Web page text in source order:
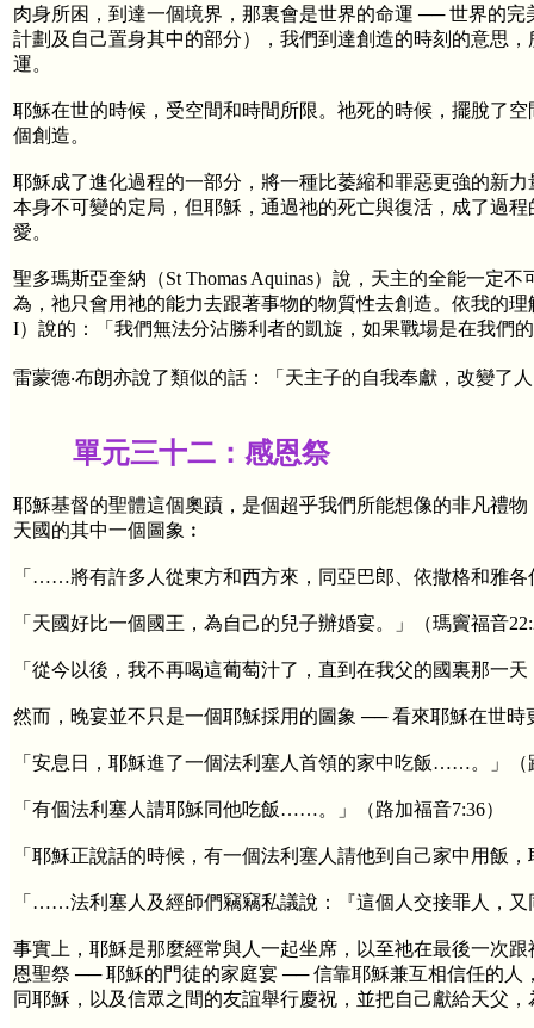
肉身所困，到達一個境界，那裏會是世界的命運 ── 世界的
計劃及自己置身其中的部分），我們到達創造的時刻的意思
運。
耶穌在世的時候，受空間和時間所限。祂死的時候，擺脫了
個創造。
耶穌成了進化過程的一部分，將一種比萎縮和罪惡更強的新
本身不可變的定局，但耶穌，通過祂的死亡與復活，成了過
愛。
聖多瑪斯亞奎納（St Thomas Aquinas）說，天主的全能一定
為，祂只會用祂的能力去跟著事物的物質性去創造。依我的
I）說的：「我們無法分沾勝利者的凱旋，如果戰場是在我們
雷蒙德‧布朗亦說了類似的話：「天主子的自我奉獻，改變了
單元三十二：感恩祭
耶穌基督的聖體這個奧蹟，是個超乎我們所能想像的非凡禮
天國的其中一個圖象︰
「……將有許多人從東方和西方來，同亞巴郎、依撒格和雅
「天國好比一個國王，為自己的兒子辦婚宴。」（瑪竇福音
「從今以後，我不再喝這葡萄汁了，直到在我父的國裏那一
然而，晚宴並不只是一個耶穌採用的圖象 ── 看來耶穌在世時
「安息日，耶穌進了一個法利塞人首領的家中吃飯……。」（
「有個法利塞人請耶穌同他吃飯……。」（路加福音7:36）
「耶穌正說話的時候，有一個法利塞人請他到自己家中用飯
「……法利塞人及經師們竊竊私議說：『這個人交接罪人，又
事實上，耶穌是那麼經常與人一起坐席，以至祂在最後一次
恩聖祭 ── 耶穌的門徒的家庭宴 ── 信靠耶穌兼互相信任的
同耶穌，以及信眾之間的友誼舉行慶祝，並把自己獻給天父